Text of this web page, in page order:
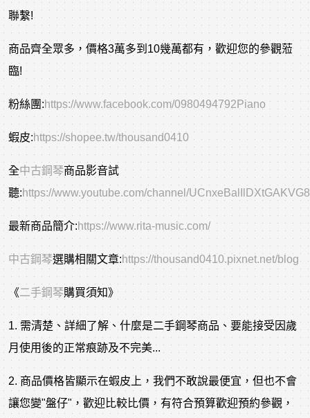
聯繫!
商品齊全眾多，價格3萬多到10幾萬都有，歡迎您的參觀蒞
臨!
粉絲團:https://www.facebook.com/0980494792Piano
蝦皮:https://shopee.tw/thousand0410
全中古鋼琴商品影音試
聽:https://www.youtube.com/channel/
最新商品簡介:https://www.rita-music.com/
中古鋼琴選購相關文章:https://thousand0410.pixnet.net/blog
《二手鋼琴購買須知》
1. 需清楚、詳細了解、什麼是二手鋼琴商品、要能接受因歲
月使用後的正常痕跡及不完美...
2. 商品價格皆顯示在蝦皮上，我們不敢說最便宜，但也不會
讓您變"盤仔"，歡迎比較比價，有符合預算歡迎預約參觀，